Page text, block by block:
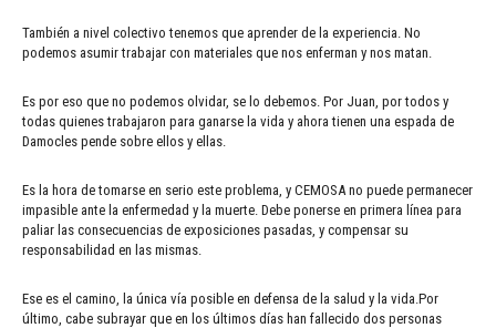
También a nivel colectivo tenemos que aprender de la experiencia. No
podemos asumir trabajar con materiales que nos enferman y nos matan.
Es por eso que no podemos olvidar, se lo debemos. Por Juan, por todos y
todas quienes trabajaron para ganarse la vida y ahora tienen una espada de
Damocles pende sobre ellos y ellas.
Es la hora de tomarse en serio este problema, y CEMOSA no puede permanecer
impasible ante la enfermedad y la muerte. Debe ponerse en primera línea para
paliar las consecuencias de exposiciones pasadas, y compensar su
responsabilidad en las mismas.
Ese es el camino, la única vía posible en defensa de la salud y la vida.Por
último, cabe subrayar que en los últimos días han fallecido dos personas